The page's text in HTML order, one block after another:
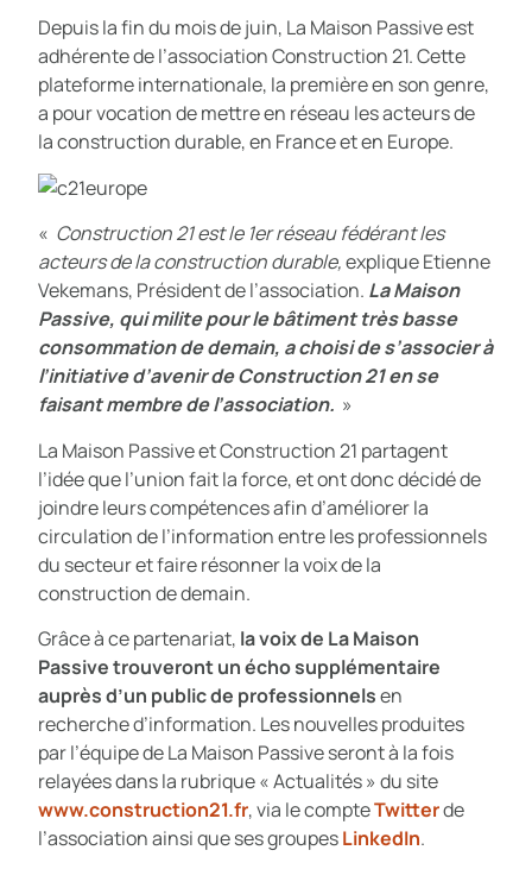
Depuis la fin du mois de juin, La Maison Passive est
adhérente de l’association Construction 21. Cette
plateforme internationale, la première en son genre,
a pour vocation de mettre en réseau les acteurs de
la construction durable, en France et en Europe.
« Construction 21 est le 1er réseau fédérant les
acteurs de la construction durable,explique Etienne
Vekemans, Président de l’association. La Maison
Passive, qui milite pour le bâtiment très basse
consommation de demain, a choisi de s’associer à
l’initiative d’avenir de Construction 21 en se
faisant membre de l’association. »
La Maison Passive et Construction 21 partagent
l’idée que l’union fait la force, et ont donc décidé de
joindre leurs compétences afin d’améliorer la
circulation de l’information entre les professionnels
du secteur et faire résonner la voix de la
construction de demain.
Grâce à ce partenariat, la voix de La Maison
Passive trouveront un écho supplémentaire
auprès d’un public de professionnelsen
recherche d’information. Les nouvelles produites
par l’équipe de La Maison Passive seront à la fois
relayées dans la rubrique « Actualités » du site
www.construction21.fr, via le compteTwitterde
l’association ainsi que ses groupesLinkedIn.